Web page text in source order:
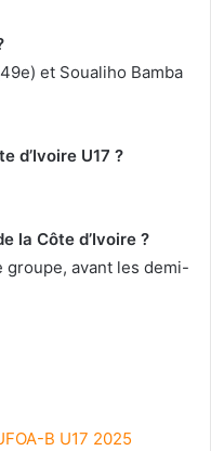
et Soualiho Bamba
d’Ivoire U17 ?
la Côte d’Ivoire ?
groupe, avant les demi-
B U17 2025